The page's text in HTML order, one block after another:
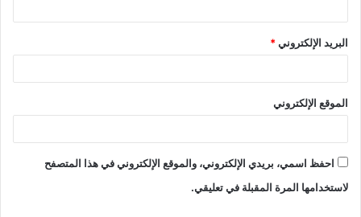
البريد الإلكتروني*
الموقع الإلكتروني
احفظ اسمي، بريدي الإلكتروني، والموقع الإلكتروني في هذا المتصفح
لاستخدامها المرة المقبلة في تعليقي.